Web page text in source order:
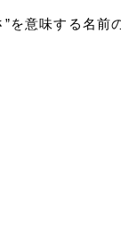
を意味する名前